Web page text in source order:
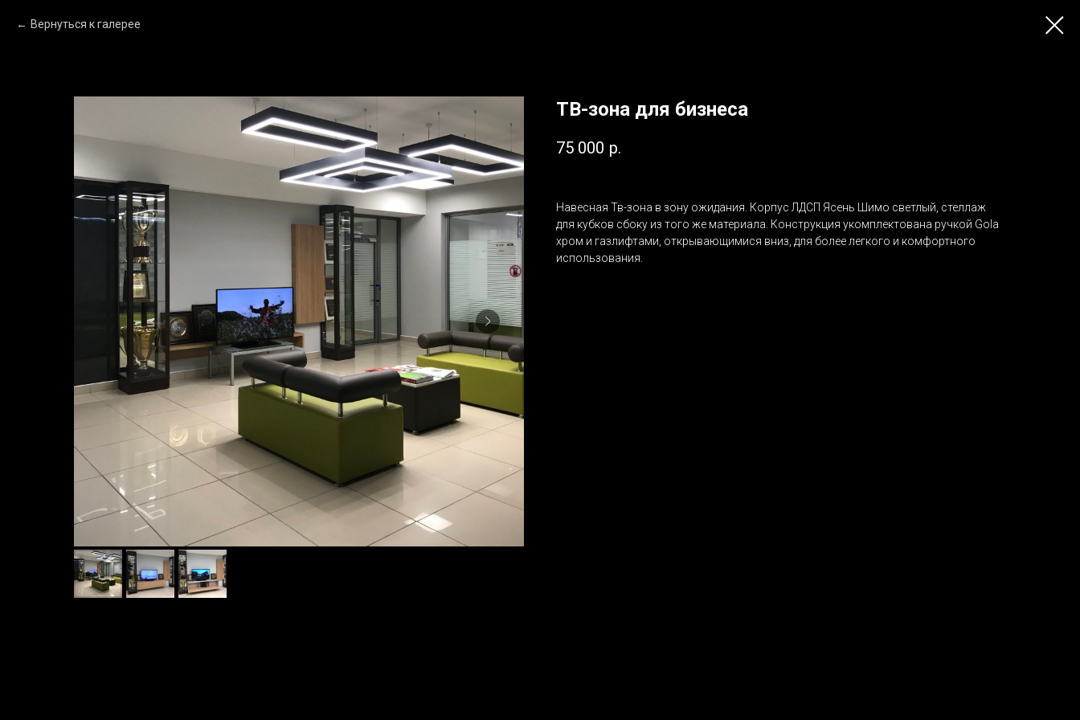
Вернуться к галерее
ТВ-зона для бизнеса
75 000 р.
Навесная Тв-зона в зону ожидания. Корпус ЛДСП Ясень Шимо светлый, стеллаж
для кубков сбоку из того же материала. Конструкция укомплектована ручкой Gola
хром и газлифтами, открывающимися вниз, для более легкого и комфортного
использования.